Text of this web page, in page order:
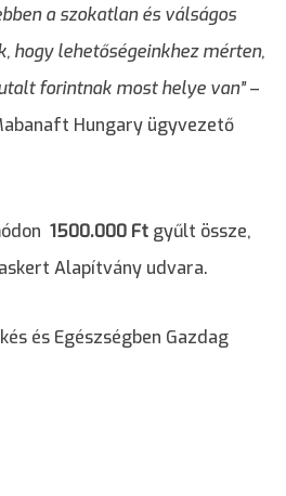
a szokatlan és válságos
hogy lehetőségeinkhez mérten,
forintnak most helye van”–
Hungary ügyvezető
1500.000 Ft gyűlt össze,
Alapítvány udvara.
és Egészségben Gazdag